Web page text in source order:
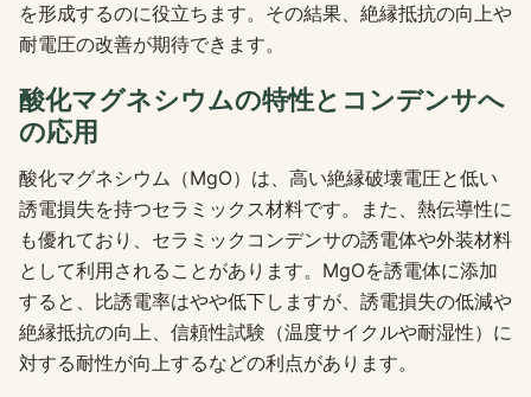
を形成するのに役立ちます。その結果、絶縁抵抗の向上や
耐電圧の改善が期待できます。
酸化マグネシウムの特性とコンデンサへ
の応用
酸化マグネシウム（MgO）は、高い絶縁破壊電圧と低い
誘電損失を持つセラミックス材料です。また、熱伝導性に
も優れており、セラミックコンデンサの誘電体や外装材料
として利用されることがあります。MgOを誘電体に添加
すると、比誘電率はやや低下しますが、誘電損失の低減や
絶縁抵抗の向上、信頼性試験（温度サイクルや耐湿性）に
対する耐性が向上するなどの利点があります。